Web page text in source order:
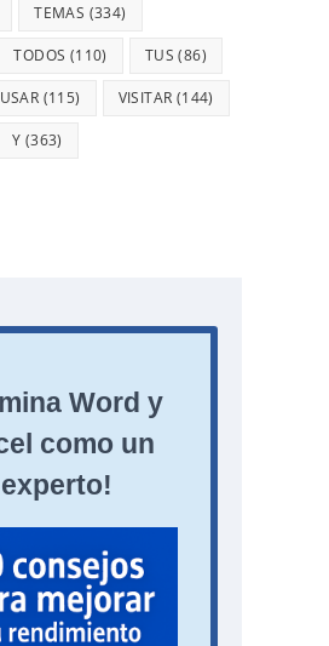
TEMAS (334)
TODOS (110) TUS (86)
USAR (115) VISITAR (144)
Y (363)